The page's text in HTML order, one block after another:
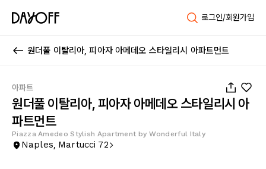
로그인/회원가입
원더풀 이탈리아, 피아자 아메데오 스타일리시 아파트먼트
아파트
원더풀 이탈리아, 피아자 아메데오 스타일리시 아
파트먼트
Piazza Amedeo Stylish Apartment by Wonderful Italy
Naples, Martucci 72